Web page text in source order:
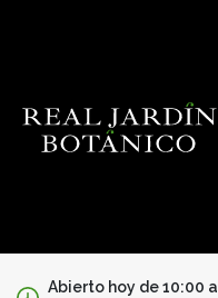
Abierto hoy de 10:00 a